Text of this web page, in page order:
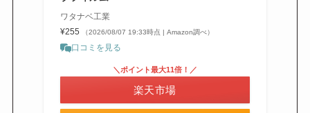
ワタナベ工業
¥255
（2026/08/07 19:33時点 | Amazon調べ）
口コミを見る
＼ポイント最大11倍！／
楽天市場